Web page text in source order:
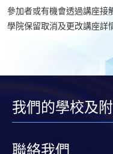
參加者或有機會透過講座接
學院保留取消及更改講座詳
我們的學校及
聯絡我們